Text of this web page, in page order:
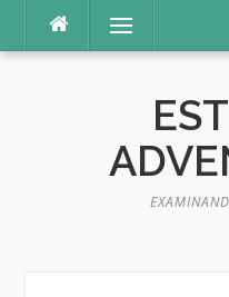
o
Menu